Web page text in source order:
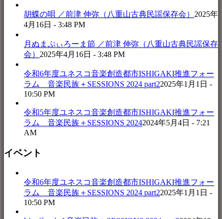
胡蝶の唄 ／前津 伸弥（八重山古典民謡保存会） 2025年
4月16日 - 3:48 PM
月ぬまぷぃろーま節 ／前津 伸弥（八重山古典民謡保存
会） 2025年4月16日 - 3:48 PM
令和6年度ユネスコ音楽創造都市ISHIGAKI推進フォー
ラム 音楽民族＋SESSIONS 2024 part22025年1月1日 -
10:50 PM
令和5年度ユネスコ音楽創造都市ISHIGAKI推進フォー
ラム 音楽民族＋SESSIONS 20242024年5月4日 - 7:21
AM
イベント
令和6年度ユネスコ音楽創造都市ISHIGAKI推進フォー
ラム 音楽民族＋SESSIONS 2024 part22025年1月1日 -
10:50 PM